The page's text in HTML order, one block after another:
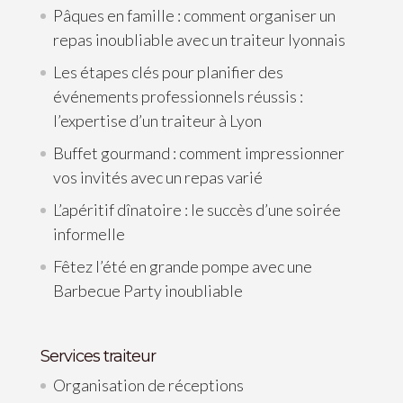
Pâques en famille : comment organiser un
repas inoubliable avec un traiteur lyonnais
Les étapes clés pour planifier des
événements professionnels réussis :
l’expertise d’un traiteur à Lyon
Buffet gourmand : comment impressionner
vos invités avec un repas varié
L’apéritif dînatoire : le succès d’une soirée
informelle
Fêtez l’été en grande pompe avec une
Barbecue Party inoubliable
Services traiteur
Organisation de réceptions